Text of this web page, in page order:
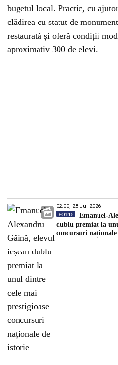
bugetul local. Practic, cu
clădirea cu statut de
restaurată și oferă condiții
aproximativ 300 de elevi.
02:00, 28 Jul 2026
FOTO
Emanuel-
dublu premiat la
concursuri naționale